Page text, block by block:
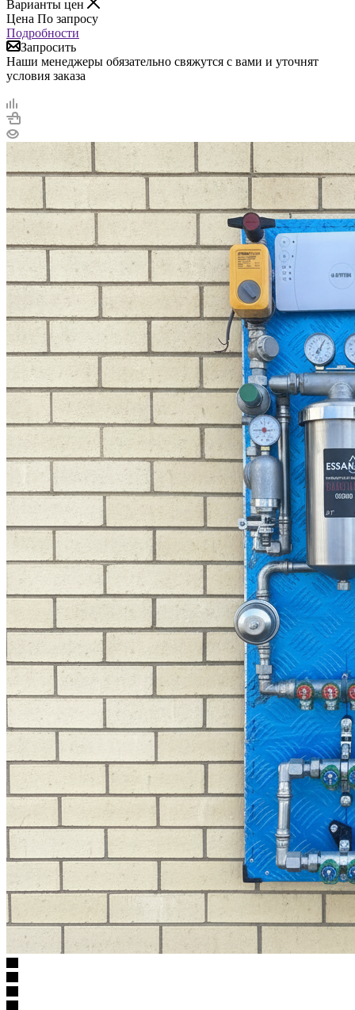
Варианты цен
Цена По запросу
Подробности
Запросить
Наши менеджеры обязательно свяжутся с вами и уточнят
условия заказа